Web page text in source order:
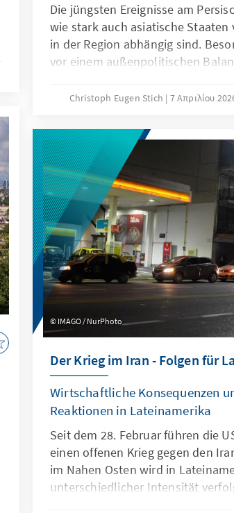
Die jüngsten Ereignisse am
wie stark auch asiatische
in der Region abhängig sind.
vor einem außenpolitischen
andererseits bleibt der Iran ein
aktuelle Krise wirft daher die
seine strategische Autonomie
eigene wirtschaftliche und
Interessen zu gefährden. Der
die Bedeutung der Beziehungen
und Iran vor dem Hintergrund der
Entwicklungen ein.
Christoph Eugen Stich 7 Απριλίου
IMAGO / NurPhoto
Der Krieg im Iran - Folgen für
Wirtschaftliche Konsequenzen
Reaktionen in Lateinamerika
Seit dem 28. Februar führen die
einen offenen Krieg gegen den
im Nahen Osten wird in
unterschiedlicher Intensität